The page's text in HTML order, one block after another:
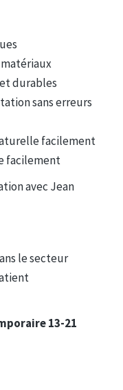
durables
sans erreurs
facilement
facilement
avec Jean
le secteur
13-21